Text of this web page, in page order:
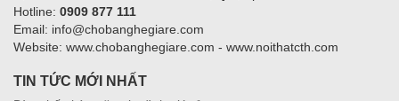
Hotline: 0909 877 111
Email: info@chobanghegiare.com
Website: www.chobanghegiare.com - www.noithatcth.com
TIN TỨC MỚI NHẤT